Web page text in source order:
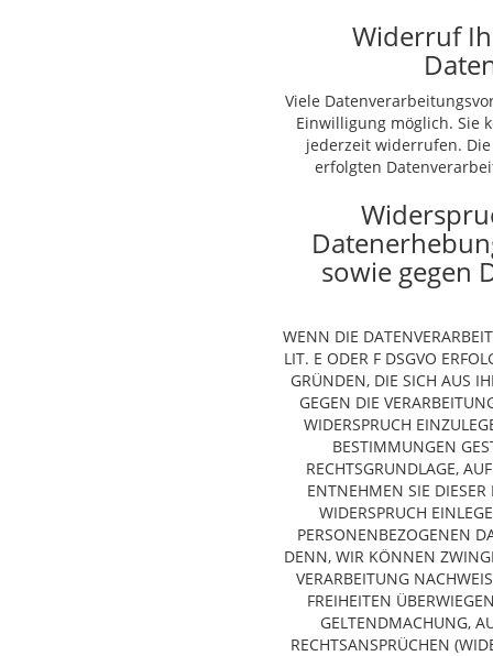
Widerruf
Viele
Einwilligung möglich. Sie
jederzeit widerrufen.
erfolgten
sowie gegen
WENN DIE
LIT. E ODER F DSGVO
GRÜNDEN, DIE SICH AUS
GEGEN DIE
WIDERSPRUCH
BESTIMMUNGEN
RECHTSGRUNDLAGE,
ENTNEHMEN SIE
WIDERSPRUCH
PERSONENBEZOGENEN
DENN, WIR KÖNNEN
VERARBEITUNG
FREIHEITEN
GELTENDMACHUNG,
RECHTSANSPRÜCHEN